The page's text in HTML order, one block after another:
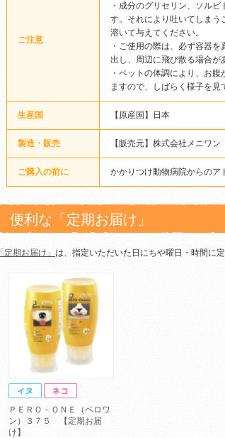
ご注意
・成分のグリセリン、ソル
す。それにより吐いてしまう
溶いて与えてください。
・ご使用の際は、必ず容器
出し、周辺に飛び散る場合が
・ペットの体調により、お
ますので、しばらく様子を見
生産国 【原産国】日本
製造・販売 【販売元】株式会社メニワン
ご購入の前に かかりつけ動物病院からのア
便利な「定期お届け」
「定期お届け」 は、指定いただいた日にちや曜日・時間に
ＰＥＲＯ－ＯＮＥ（ペロワ
ン）３７５ 【定期お届
け】